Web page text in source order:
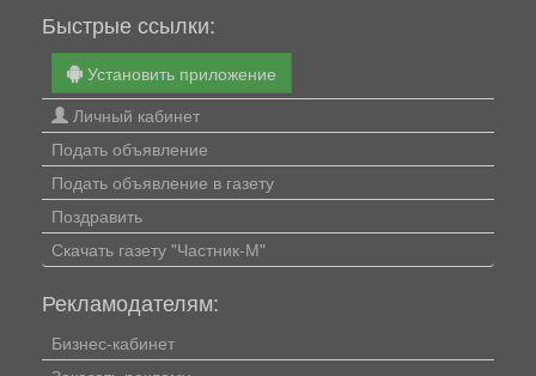
Быстрые ссылки:
Установить приложение
Личный кабинет
Подать объявление
Подать объявление в газету
Поздравить
Скачать газету "Частник-М"
Рекламодателям:
Бизнес-кабинет